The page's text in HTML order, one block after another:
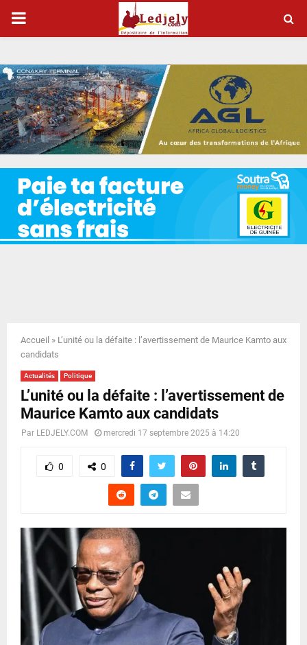
P
I
M
A
R
Y
N
U
Accueil » L’unité ou la défaite : l’avertissement de Maurice Kamto aux
candidats
Actualités Politique
L’unité ou la défaite : l’avertissement de
Maurice Kamto aux candidats
Par LEDJELY.COM mercredi 17 septembre 2025 à 14:20
0 0